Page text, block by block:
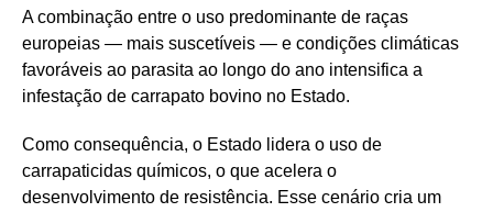
A combinação entre o uso predominante de raças
europeias — mais suscetíveis — e condições climáticas
favoráveis ao parasita ao longo do ano intensifica a
infestação de carrapato bovino no Estado.
Como consequência, o Estado lidera o uso de
carrapaticidas químicos, o que acelera o
desenvolvimento de resistência. Esse cenário cria um